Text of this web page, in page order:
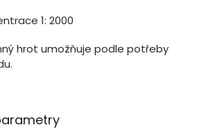
1: 2000
hrot umožňuje podle potřeby